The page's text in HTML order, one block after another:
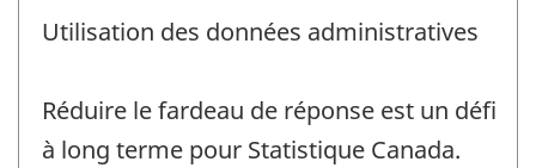
Utilisation des données administratives
Réduire le fardeau de réponse est un défi
à long terme pour Statistique Canada.